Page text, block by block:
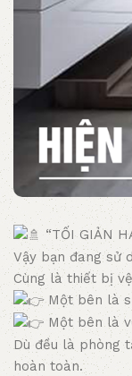
“TỐI GIẢN
Vậy bạn đang sử
Cùng là thiết bị
Một bên là
Một bên là
Dù đều là phòng
hoàn toàn.